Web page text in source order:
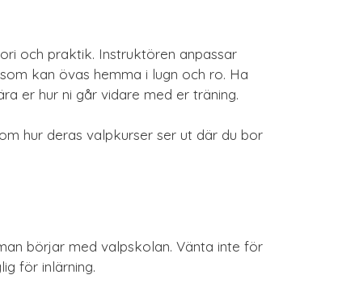
och praktik. Instruktören anpassar
kan övas hemma i lugn och ro. Ha
er hur ni går vidare med er träning.
hur deras valpkurser ser ut där du bor
börjar med valpskolan. Vänta inte för
för inlärning.